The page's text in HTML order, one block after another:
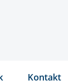
Kontakt